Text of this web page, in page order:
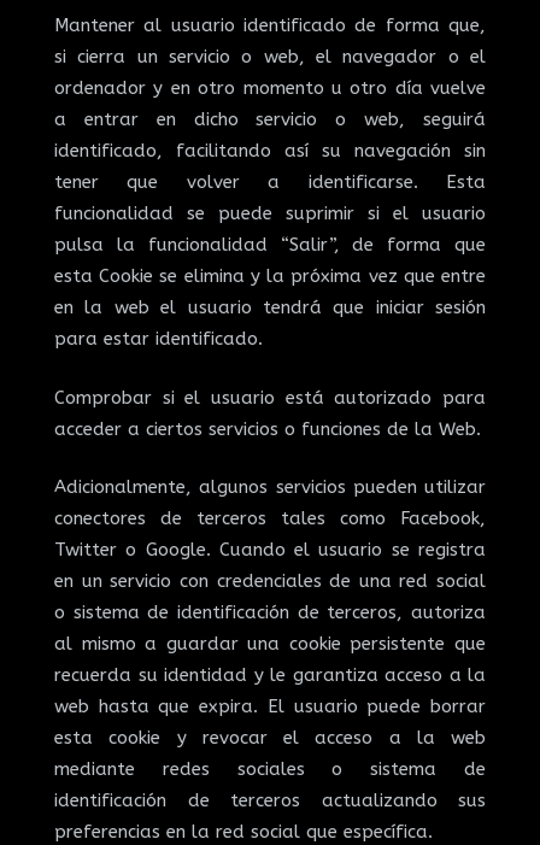
Mantener al usuario identificado de forma que,
si cierra un servicio o web, el navegador o el
ordenador y en otro momento u otro día vuelve
a entrar en dicho servicio o web, seguirá
identificado, facilitando así su navegación sin
tener que volver a identificarse. Esta
funcionalidad se puede suprimir si el usuario
pulsa la funcionalidad “Salir”, de forma que
esta Cookie se elimina y la próxima vez que entre
en la web el usuario tendrá que iniciar sesión
para estar identificado.
Comprobar si el usuario está autorizado para
acceder a ciertos servicios o funciones de la Web.
Adicionalmente, algunos servicios pueden utilizar
conectores de terceros tales como Facebook,
Twitter o Google. Cuando el usuario se registra
en un servicio con credenciales de una red social
o sistema de identificación de terceros, autoriza
al mismo a guardar una cookie persistente que
recuerda su identidad y le garantiza acceso a la
web hasta que expira. El usuario puede borrar
esta cookie y revocar el acceso a la web
mediante redes sociales o sistema de
identificación de terceros actualizando sus
preferencias en la red social que específica.